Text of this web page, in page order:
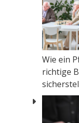
Wie ein
richtige